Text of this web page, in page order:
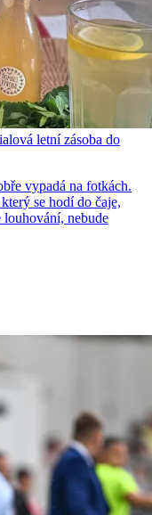
letní zásoba do
vypadá na fotkách.
se hodí do čaje,
louhování, nebude